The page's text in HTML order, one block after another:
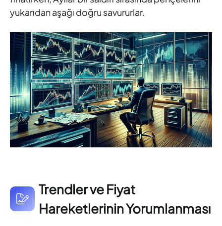
yukarıdan aşağı doğru savururlar.
Trendler ve Fiyat
Hareketlerinin Yorumlanması